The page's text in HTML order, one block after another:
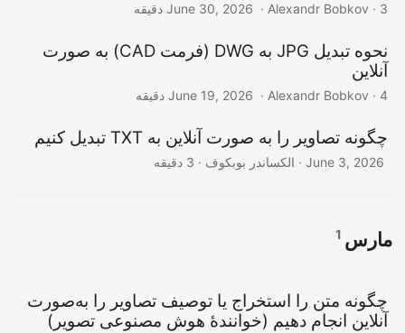
June 30, 2026 ‎ · Alexandr Bobkov · 3 دقیقه
نحوه تبدیل JPG به DWG (فرمت CAD) به صورت
آنلاین
June 19, 2026 ‎ · Alexandr Bobkov · 4 دقیقه
چگونه تصاویر را به صورت آنلاین به TXT تبدیل کنیم
June 3, 2026
مارس
چگونه متن را استخراج یا توصیف تصاویر را به‌صورت
آنلاین انجام دهیم (خوانندهٔ هوش مصنوعی تصویر)